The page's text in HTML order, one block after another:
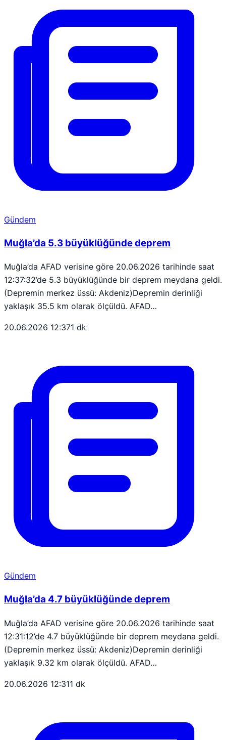
Gündem
Muğla’da 5.3 büyüklüğünde deprem
Muğla’da AFAD verisine göre 20.06.2026 tarihinde saat
12:37:32’de 5.3 büyüklüğünde bir deprem meydana geldi.
(Depremin merkez üssü: Akdeniz)Depremin derinliği
yaklaşık 35.5 km olarak ölçüldü. AFAD…
20.06.2026 12:371 dk
Gündem
Muğla’da 4.7 büyüklüğünde deprem
Muğla’da AFAD verisine göre 20.06.2026 tarihinde saat
12:31:12’de 4.7 büyüklüğünde bir deprem meydana geldi.
(Depremin merkez üssü: Akdeniz)Depremin derinliği
yaklaşık 9.32 km olarak ölçüldü. AFAD…
20.06.2026 12:311 dk